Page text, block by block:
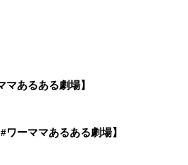
あるある劇場】
ーママあるある劇場】